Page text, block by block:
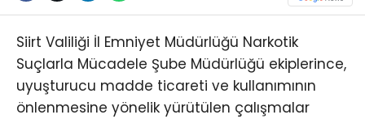
Siirt Valiliği İl Emniyet Müdürlüğü Narkotik
Suçlarla Mücadele Şube Müdürlüğü ekiplerince,
uyuşturucu madde ticareti ve kullanımının
önlenmesine yönelik yürütülen çalışmalar